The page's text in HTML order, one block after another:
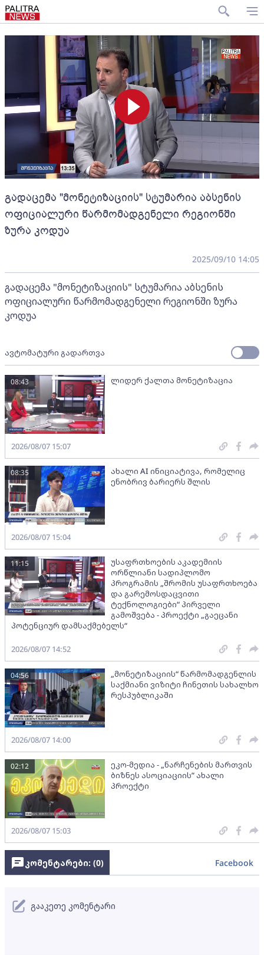
გადაცემა "მონეტიზაციის" სტუმარია აბსენის
ოფიციალური წარმომადგენელი რეგიონში
ზურა კოდუა
2025/09/10 14:05
გადაცემა "მონეტიზაციის" სტუმარია აბსენის
ოფიციალური წარმომადგენელი რეგიონში ზურა
კოდუა
ავტომატური გადართვა
ლიდერ ქალთა მონეტიზაცია
08:43
2026/08/07 15:07
ახალი AI ინიციატივა, რომელიც
ენობრივ ბარიერს შლის
08:35
2026/08/07 15:04
უსაფრთხოების აკადემიის
ორწლიანი სადიპლომო
პროგრამის „შრომის უსაფრთხოება
და გარემოსდაცვითი
ტექნოლოგიები“ პირველი
გამოშვება - პროექტი „გაეცანი
პოტენციურ დამსაქმებელს“
11:15
2026/08/07 14:52
„მონეტიზაციის“ წარმომადგენლის
საქმიანი ვიზიტი ჩინეთის სახალხო
რესპუბლიკაში
04:56
2026/08/07 14:00
ეკო-მედია - „ნარჩენების მართვის
ბიზნეს ასოციაციის” ახალი
პროექტი
02:12
2026/08/07 15:03
კომენტარები: (0) Facebook
გააკეთე კომენტარი